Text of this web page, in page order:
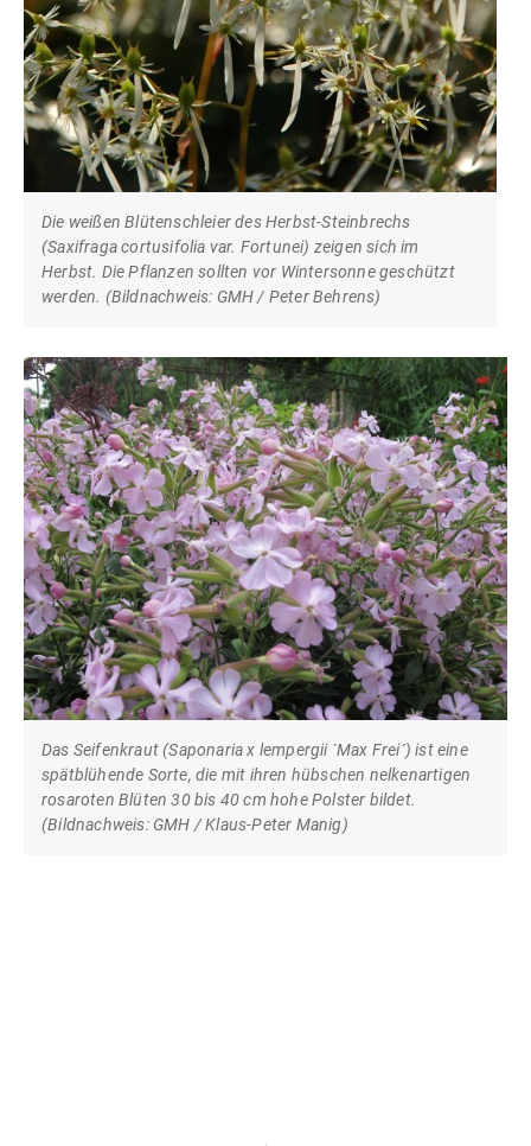
Die weißen Blütenschleier des Herbst-Steinbrechs
(Saxifraga cortusifolia var. Fortunei) zeigen sich im
Herbst. Die Pflanzen sollten vor Wintersonne geschützt
werden. (Bildnachweis: GMH / Peter Behrens)
Das Seifenkraut (Saponaria x lempergii `Max Frei´) ist eine
spätblühende Sorte, die mit ihren hübschen nelkenartigen
rosaroten Blüten 30 bis 40 cm hohe Polster bildet.
(Bildnachweis: GMH / Klaus-Peter Manig)